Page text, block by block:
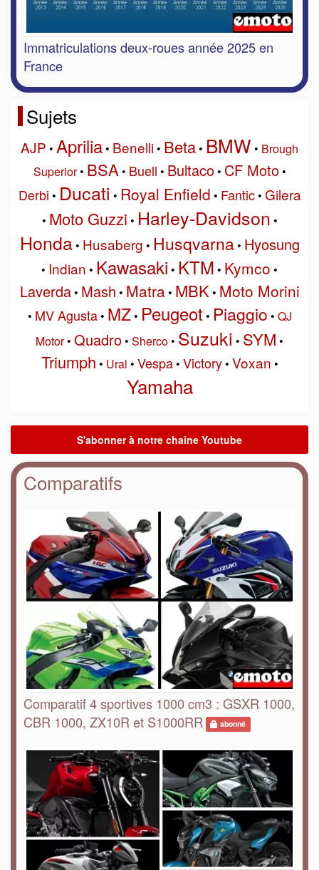
Immatriculations deux-roues année 2025 en
France
Sujets
AJP • Aprilia• Benelli• Beta• BMW • Brough
Superior• BSA• Buell • Bultaco• CF Moto•
Derbi • Ducati • Royal Enfield • Fantic• Gilera
• Moto Guzzi • Harley-Davidson •
Honda• Husaberg • Husqvarna• Hyosung
• Indian • Kawasaki • KTM • Kymco •
Laverda• Mash • Matra• MBK• Moto Morini
• MV Agusta• MZ• Peugeot • Piaggio • QJ
Motor• Quadro• Sherco• Suzuki • SYM •
Triumph • Ural • Vespa• Victory• Voxan •
Yamaha
Comparatifs
Comparatif 4 sportives 1000 cm3 : GSXR 1000,
CBR 1000, ZX10R et S1000RR
abonné